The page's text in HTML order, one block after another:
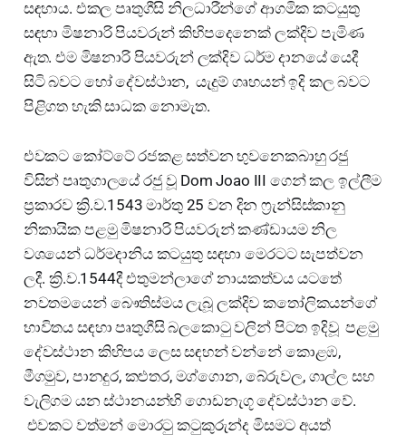
සඳහාය. එකල පෘතුගීසි නිලධාරීන්ගේ ආගමික කටයුතු
සඳහා මිෂනාරි පියවරුන් කිහිපදෙනෙක් ලක්දිව පැමිණ
ඇත. එම මිෂනාරි පියවරුන් ලක්දිව ධර්ම දානයේ යෙදී
සිටි බවට හෝ දේවස්ථාන, යැදුම් ගෘහයන් ඉදි කල බවට
පිළිගත හැකි සාධක නොමැත.
එවකට කෝට්ටේ රජකළ සත්වන භුවනෙකබාහු රජු
විසින් පෘතුගාලයේ රජු වූ Dom Joao III ගෙන් කල ඉල්ලීම
ප්‍රකාරව ක්‍රි.ව.1543 මාර්තු 25 වන දින ෆ්‍රැන්සිස්කානු
නිකායික පළමු මිෂනාරි පියවරුන් කණ්ඩායම නිල
වශයෙන් ධර්මදානිය කටයුතු සඳහා මෙරටට සැපත්වන
ලදී. ක්‍රි.ව.1544දී එතුමන්ලාගේ නායකත්වය යටතේ
නවතමයෙන් බෞතිස්මය ලැබූ ලක්දිව කතෝලිකයන්ගේ
භාවිතය සඳහා පෘතුගීසි බලකොටු වලින් පිටත ඉදිවූ පළමු
දේවස්ථාන කිහිපය ලෙස සඳහන් වන්නේ කොළඹ,
මීගමුව, පානදුර, කළුතර, මග්ගොන, බේරුවල, ගාල්ල සහ
වැලිගම යන ස්ථානයන්හි ගොඩනැගූ දේවස්ථාන වේ.
එවකට වත්මන් මොරටු කටුකුරුන්ද මිසමට අයත්